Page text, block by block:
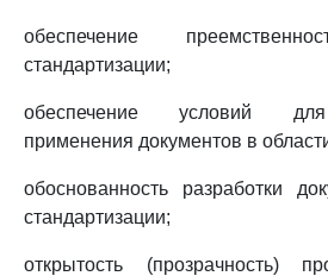
обеспечение
стандартизации;
обеспечение условий для
применения документов в
обоснованность разработки
стандартизации;
открытость (прозрачность)